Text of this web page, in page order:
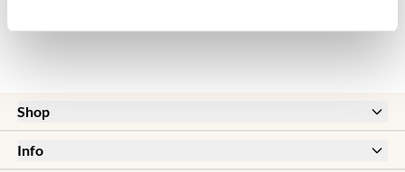
Shop
New
Sale
Info